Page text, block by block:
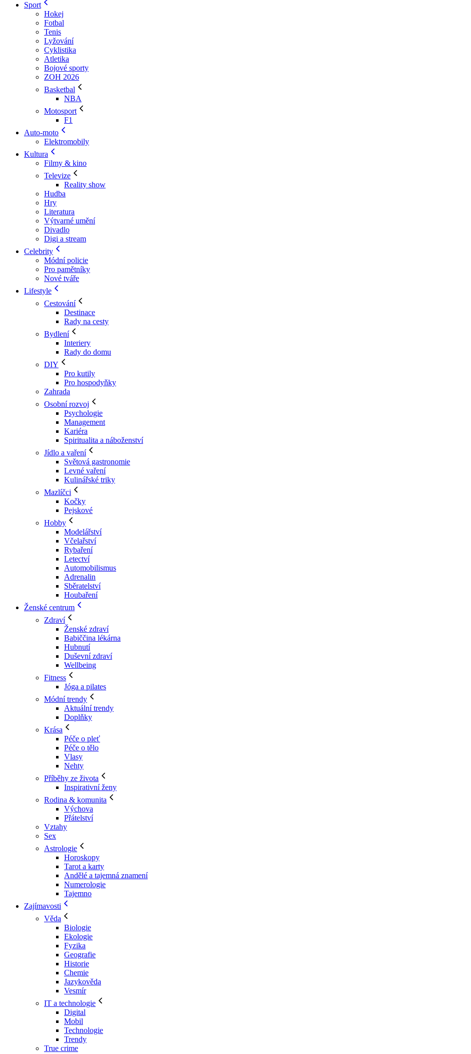
Sport
Hokej
Fotbal
Tenis
Lyžování
Cyklistika
Atletika
Bojové sporty
ZOH 2026
Basketbal
NBA
Motosport
F1
Auto-moto
Elektromobily
Kultura
Filmy & kino
Televize
Reality show
Hudba
Hry
Literatura
Výtvarné umění
Divadlo
Digi a stream
Celebrity
Módní policie
Pro pamětníky
Nové tváře
Lifestyle
Cestování
Destinace
Rady na cesty
Bydlení
Interiery
Rady do domu
DIY
Pro kutily
Pro hospodyňky
Zahrada
Osobní rozvoj
Psychologie
Management
Kariéra
Spiritualita a náboženství
Jídlo a vaření
Světová gastronomie
Levné vaření
Kulinářské triky
Mazlíčci
Kočky
Pejskové
Hobby
Modelářství
Včelařství
Rybaření
Letectví
Automobilismus
Adrenalin
Sběratelství
Houbaření
Ženské centrum
Zdraví
Ženské zdraví
Babiččina lékárna
Hubnutí
Duševní zdraví
Wellbeing
Fitness
Jóga a pilates
Módní trendy
Aktuální trendy
Doplňky
Krása
Péče o pleť
Péče o tělo
Vlasy
Nehty
Příběhy ze života
Inspirativní ženy
Rodina & komunita
Výchova
Přátelství
Vztahy
Sex
Astrologie
Horoskopy
Tarot a karty
Andělé a tajemná znamení
Numerologie
Tajemno
Zajímavosti
Věda
Biologie
Ekologie
Fyzika
Geografie
Historie
Chemie
Jazykověda
Vesmír
IT a technologie
Digital
Mobil
Technologie
Trendy
True crime